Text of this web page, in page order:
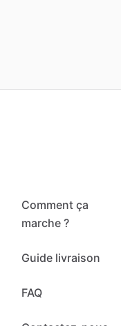
Comment ça
marche ?
Guide livraison
FAQ